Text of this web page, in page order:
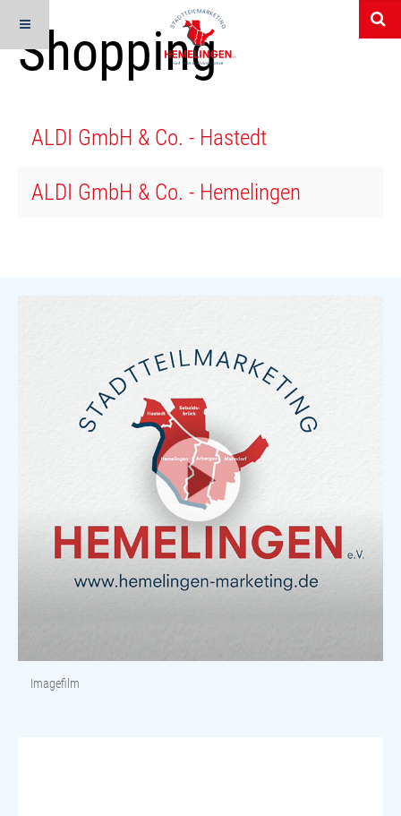
Shopping
ALDI GmbH & Co. - Hastedt
ALDI GmbH & Co. - Hemelingen
Imagefilm